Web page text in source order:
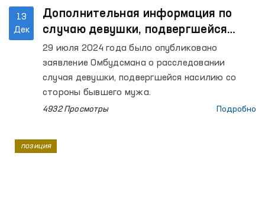
13
Дек
Дополнительная информация по
случаю девушки, подвергшейся
насилию со стороны бывшего мужа
29 июля 2024 года было опубликовано
заявление Омбудсмана о расследовании
случая девушки, подвергшейся насилию со
стороны бывшего мужа.
4932 Просмотры Подробно
позиция